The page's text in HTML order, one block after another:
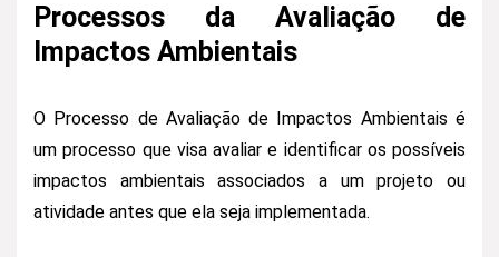
Processos da Avaliação de
Impactos Ambientais
O Processo de Avaliação de Impactos Ambientais é
um processo que visa avaliar e identificar os possíveis
impactos ambientais associados a um projeto ou
atividade antes que ela seja implementada.